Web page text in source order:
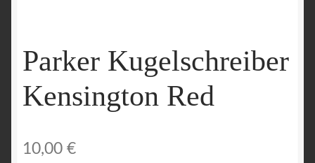
Parker Kugelschreiber
Kensington Red
10,00 €